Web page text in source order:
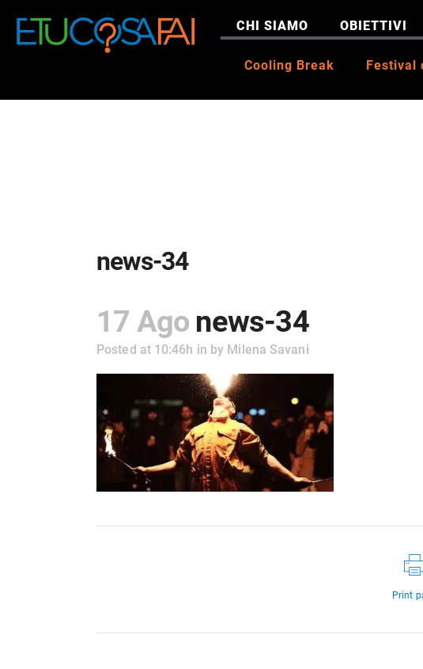
CHI SIAMO OBIETTIVI
Cooling Break Festival
news-34
17 Ago news-34
Posted at 10:46h in by Milena Savani
Print